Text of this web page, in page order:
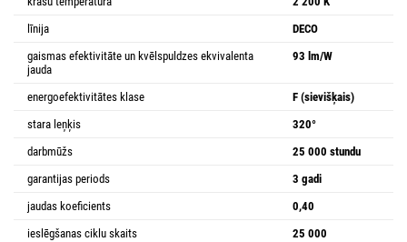
līnija
DECO
gaismas efektivitāte un kvēlspuldzes ekvivalenta
jauda
93 lm/W
energoefektivitātes klase
F (sievišķais)
stara leņķis
320°
darbmūžs
25 000 stundu
garantijas periods
3 gadi
jaudas koeficients
0,40
ieslēgšanas ciklu skaits
25 000